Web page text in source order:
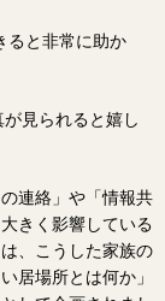
ると非常に助か
見られると嬉し
連絡」や「情報共
きく影響している
、こうした家族の
居場所とは何か」